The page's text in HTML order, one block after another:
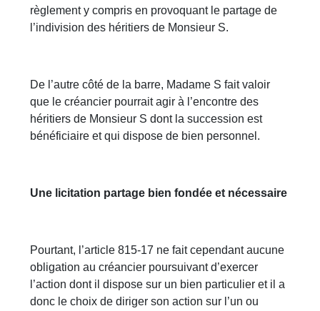
règlement y compris en provoquant le partage de
l’indivision des héritiers de Monsieur S.
De l’autre côté de la barre, Madame S fait valoir
que le créancier pourrait agir à l’encontre des
héritiers de Monsieur S dont la succession est
bénéficiaire et qui dispose de bien personnel.
Une licitation partage bien fondée et nécessaire
Pourtant, l’article 815-17 ne fait cependant aucune
obligation au créancier poursuivant d’exercer
l’action dont il dispose sur un bien particulier et il a
donc le choix de diriger son action sur l’un ou